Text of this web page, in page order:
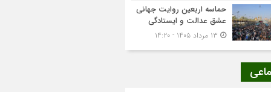
حماسه اربعین روایت جهانی
عشق عدالت و ایستادگی